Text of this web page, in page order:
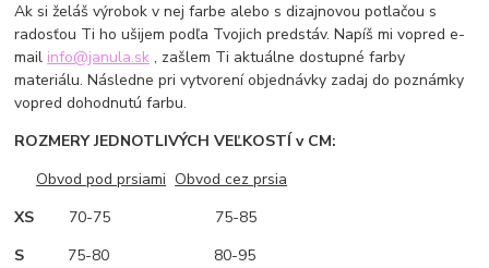
Ak si želáš výrobok v nej farbe alebo s dizajnovou potlačou s
radosťou Ti ho ušijem podľa Tvojich predstáv. Napíš mi vopred e-
mail info@janula.sk , zašlem Ti aktuálne dostupné farby
materiálu. Následne pri vytvorení objednávky zadaj do poznámky
vopred dohodnutú farbu.
ROZMERY JEDNOTLIVÝCH VEĽKOSTÍ v CM:
Obvod pod prsiami Obvod cez prsia
XS 70-75 75-85
S 75-80 80-95